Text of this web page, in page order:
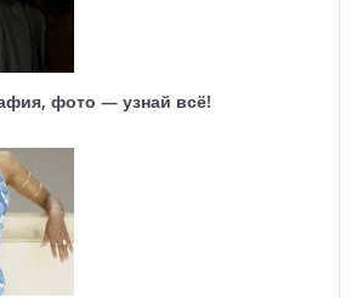
фото — узнай всё!